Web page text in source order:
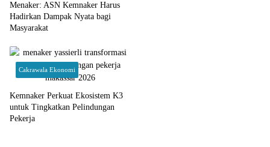
Menaker: ASN Kemnaker Harus
Hadirkan Dampak Nyata bagi
Masyarakat
Cakrawala Ekonomi
Kemnaker Perkuat Ekosistem K3
untuk Tingkatkan Pelindungan
Pekerja